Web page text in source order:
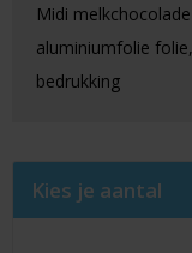
Midi
aluminiumfolie
bedrukking
Kies je aantal